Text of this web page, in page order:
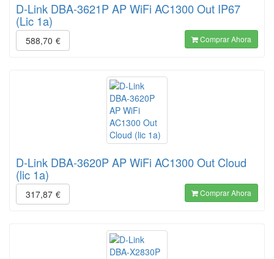
D-Link DBA-3621P AP WiFi AC1300 Out IP67
(Lic 1a)
588,70 € Comprar Ahora
D-Link DBA-3620P AP WiFi AC1300 Out Cloud
(lic 1a)
317,87 € Comprar Ahora